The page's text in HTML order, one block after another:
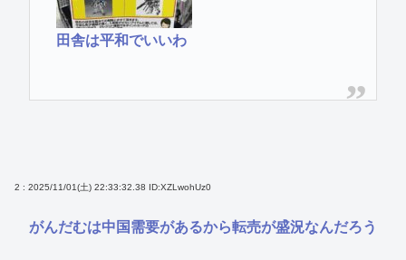
田舎は平和でいいわ
2 : 2025/11/01(土) 22:33:32.38 ID:XZLwohUz0
がんだむは中国需要があるから転売が盛況なんだろう